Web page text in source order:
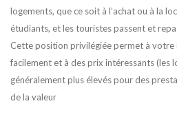
logements, que ce soit à l’achat ou à la
étudiants, et les touristes passent et
Cette position privilégiée permet à votre
facilement et à des prix intéressants (les
généralement plus élevés pour des
de la valeur